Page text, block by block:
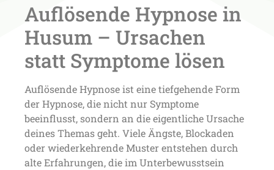
Auflösende Hypnose in
Husum – Ursachen
statt Symptome lösen
Auflösende Hypnose ist eine tiefgehende Form
der Hypnose, die nicht nur Symptome
beeinflusst, sondern an die eigentliche Ursache
deines Themas geht. Viele Ängste, Blockaden
oder wiederkehrende Muster entstehen durch
alte Erfahrungen, die im Unterbewusstsein